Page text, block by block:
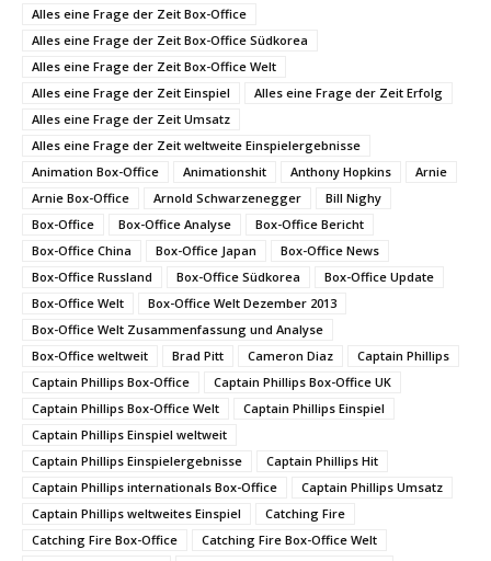
Alles eine Frage der Zeit Box-Office
Alles eine Frage der Zeit Box-Office Südkorea
Alles eine Frage der Zeit Box-Office Welt
Alles eine Frage der Zeit Einspiel
Alles eine Frage der Zeit Erfolg
Alles eine Frage der Zeit Umsatz
Alles eine Frage der Zeit weltweite Einspielergebnisse
Animation Box-Office
Animationshit Anthony Hopkins
Arnie
Arnie Box-Office
Arnold Schwarzenegger
Bill Nighy
Box-Office
Box-Office Analyse
Box-Office Bericht
Box-Office China
Box-Office Japan
Box-Office News
Box-Office Russland
Box-Office Südkorea
Box-Office Update
Box-Office Welt
Box-Office Welt Dezember 2013
Box-Office Welt Zusammenfassung und Analyse
Box-Office weltweit
Brad Pitt Cameron Diaz
Captain Phillips
Captain Phillips Box-Office
Captain Phillips Box-Office UK
Captain Phillips Box-Office Welt
Captain Phillips Einspiel
Captain Phillips Einspiel weltweit
Captain Phillips Einspielergebnisse
Captain Phillips Hit
Captain Phillips internationals Box-Office
Captain Phillips Umsatz
Captain Phillips weltweites Einspiel
Catching Fire
Catching Fire Box-Office
Catching Fire Box-Office Welt